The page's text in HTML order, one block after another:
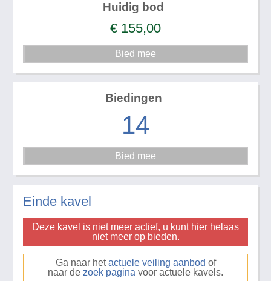
Huidig bod
€ 155,00
Biedingen
14
Einde kavel
Deze kavel is niet meer actief, u kunt hier helaas
niet meer op bieden.
Ga naar hetactuele veiling aanbod of
naar de zoek pagina voor actuele kavels.